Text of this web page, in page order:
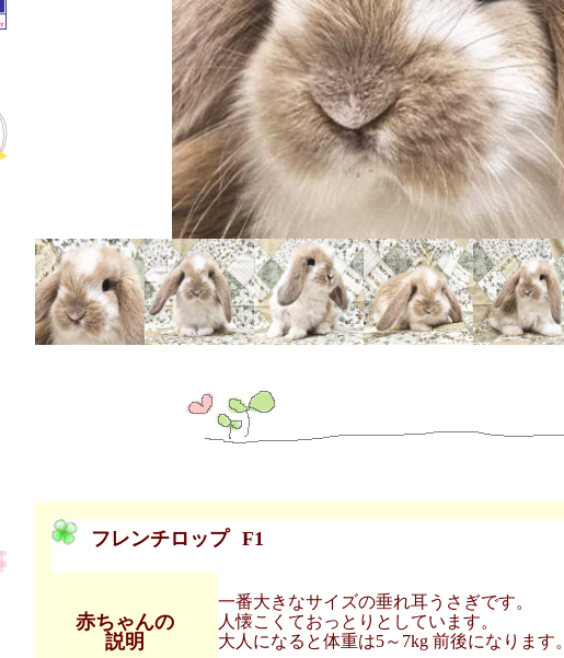
フレンチロップ F1
赤ちゃんの
説明
一番大きなサイズの垂れ耳うさぎです。
人懐こくておっとりとしています。
大人になると体重は5～7kg 前後になります。